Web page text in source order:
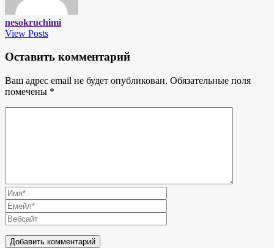
nesokruchimi
View Posts
Оставить комментарий
Ваш адрес email не будет опубликован. Обязательные поля
помечены *